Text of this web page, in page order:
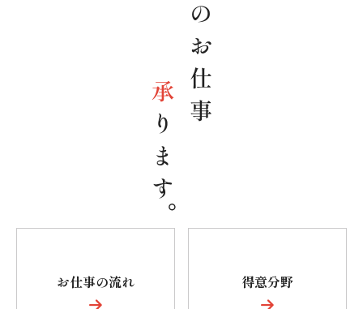
お仕事の流れ 得意分野